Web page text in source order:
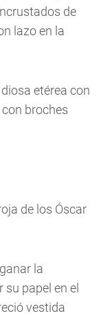
de
lazo en la
etérea con
broches
de los Óscar
la
papel en el
vestida